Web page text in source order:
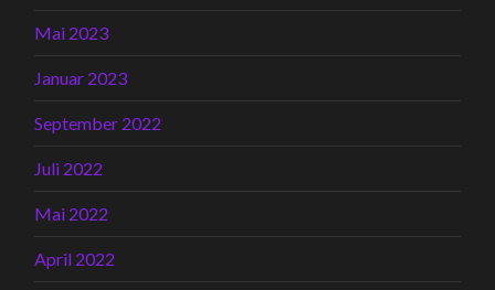
Mai 2023
Januar 2023
September 2022
Juli 2022
Mai 2022
April 2022